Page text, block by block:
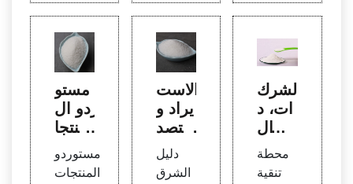
مستو
ردو ال
منتجا
يماوية
مستوردو
المنتجات
الاست
يراد و
التصد
ير الع
روض
دليل
الشرق
الشرك
ات، د
ليل ال
شركا
محطة
تنقية